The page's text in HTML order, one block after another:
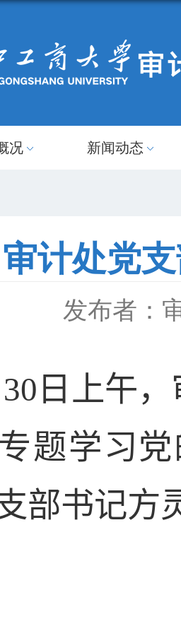
况 新闻动态
审计处党
发布者：
30 日 上午，
专题学习
部书记方